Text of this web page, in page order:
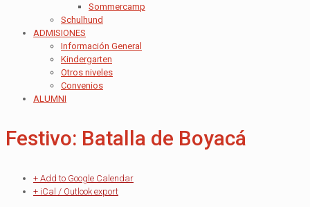
Sommercamp
Schulhund
ADMISIONES
Información General
Kindergarten
Otros niveles
Convenios
ALUMNI
Festivo: Batalla de Boyacá
+ Add to Google Calendar
+ iCal / Outlook export